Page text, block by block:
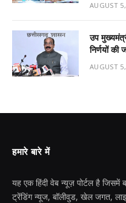
AUGUST
उप
निर्णयों की
AUGUST
हमारे बारे में
यह एक हिंदी वेब न्यूज़ पोर्टल है जिसमें
ट्रेंडिंग न्यूज, बॉलीवुड, खेल जगत,